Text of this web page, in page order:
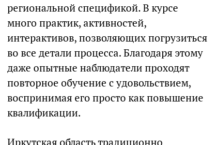
региональной спецификой. В курсе
много практик, активностей,
интерактивов, позволяющих погрузиться
во все детали процесса. Благодаря этому
даже опытные наблюдатели проходят
повторное обучение с удовольствием,
воспринимая его просто как повышение
квалификации.
Иркутская область традиционно